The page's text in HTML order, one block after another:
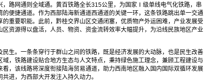
，路网通则全域通。黄百铁路全长315公里，为国家Ⅰ级单线电气化铁路，串
便捷通道。作为西部陆海新通道西通道的关键一环，这条铁路跳出单一交通
重要职能。此前，黔桂交界山区交通闭塞，优质物产外运困难，产业发展受
资源得以盘活，人员、物资、资金流转效率大幅提升，为沿线民族地区产业
生。一条条穿行于群山之间的铁路，既是经济发展的大动脉，也是民生改善
，铁路建设贴合地方生态与人文特点，秉持绿色施工理念，兼顾工程建设与
，该线路将深度衔接陆海贸易通道，助力西南地区融入国内国际双循环发展
进，为西部大开发注入持久动力。